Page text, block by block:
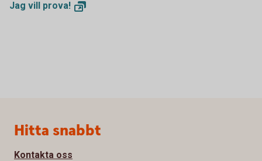
Jag vill prova!
Sidfot
Hitta snabbt
Kontakta oss